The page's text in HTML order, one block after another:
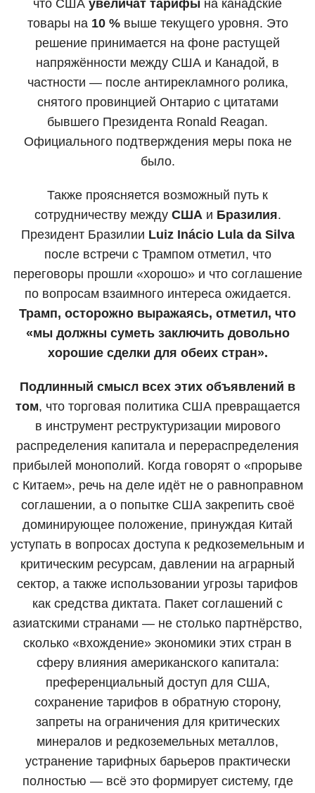
что США увеличат тарифы на канадские
товары на 10 %выше текущего уровня. Это
решение принимается на фоне растущей
напряжённости между США и Канадой, в
частности — после антирекламного ролика,
снятого провинцией Онтарио с цитатами
бывшего Президента Ronald Reagan.
Официального подтверждения меры пока не
было.
Также проясняется возможный путь к
сотрудничеству между СШАи Бразилия.
Президент Бразилии Luiz Inácio Lula da Silva
после встречи с Трампом отметил, что
переговоры прошли «хорошо» и что соглашение
по вопросам взаимного интереса ожидается.
Трамп, осторожно выражаясь, отметил, что
«мы должны суметь заключить довольно
хорошие сделки для обеих стран».
Подлинный смысл всех этих объявлений в
том, что торговая политика США превращается
в инструмент реструктуризации мирового
распределения капитала и перераспределения
прибылей монополий. Когда говорят о «прорыве
с Китаем», речь на деле идёт не о равноправном
соглашении, а о попытке США закрепить своё
доминирующее положение, принуждая Китай
уступать в вопросах доступа к редкоземельным и
критическим ресурсам, давлении на аграрный
сектор, а также использовании угрозы тарифов
как средства диктата. Пакет соглашений с
азиатскими странами — не столько партнёрство,
сколько «вхождение» экономики этих стран в
сферу влияния американского капитала:
преференциальный доступ для США,
сохранение тарифов в обратную сторону,
запреты на ограничения для критических
минералов и редкоземельных металлов,
устранение тарифных барьеров практически
полностью — всё это формирует систему, где